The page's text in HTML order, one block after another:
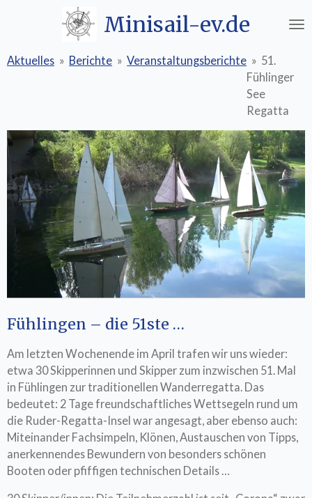
Hauptinhalt
Minisail-ev.de
Aktuelles » Berichte » Veranstaltungsberichte » 51.
Fühlinger
See
Regatta
Fühlingen – die 51ste …
Am letzten Wochenende im April trafen wir uns wieder:
etwa 30 Skipperinnen und Skipper zum inzwischen 51. Mal
in Fühlingen zur traditionellen Wanderregatta. Das
bedeutet: 2 Tage freundschaftliches Wettsegeln rund um
die Ruder-Regatta-Insel war angesagt, aber ebenso auch:
Miteinander Fachsimpeln, Klönen, Austauschen von Tipps,
anerkennendes Bewundern von besonders schönen
Booten oder pfiffigen technischen Details …